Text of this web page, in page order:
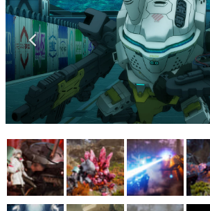
ゲームが変えた日本語
「経験値」「裏技」「ラスボス」
の起源や用法の変遷を、コンピュ
イニーP氏が徹底調査。
カテゴリ
特集記事
マンガ
女性向け
アプリレビュー